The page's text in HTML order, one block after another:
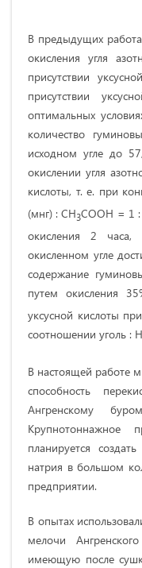
В предыдущих
окисления угля
присутствии
присутствии
оптимальных
количество
исходном угле до
окислении угля
кислоты, т. е. при
(мнг) : СН3СООН = 1 :
окисления 2 часа,
окисленном угле
содержание
путем окисления
уксусной кислоты
соотношении уголь : H
В настоящей работе
способность
Ангренскому
Крупнотоннажное
планируется
натрия в большом
предприятии.
В опытах
мелочи
имеющую после